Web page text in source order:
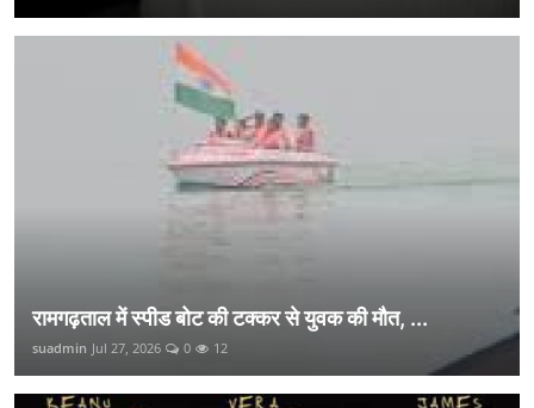
रामगढ़ताल में स्पीड बोट की टक्कर से युवक की मौत, ...
suadmin Jul 27, 2026 0 12